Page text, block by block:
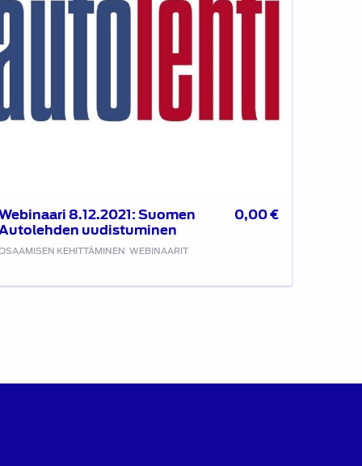
8.12.2021: Suomen
uudistuminen
KEHITTÄMINEN WEBINAARIT
0,00€